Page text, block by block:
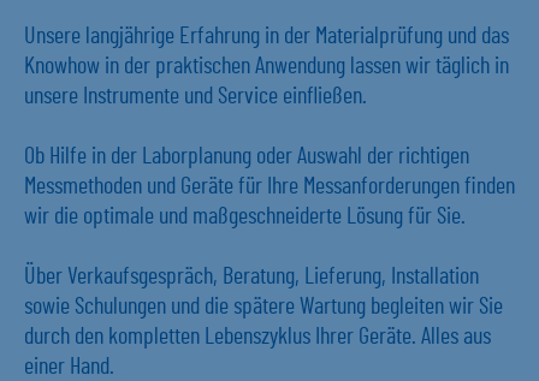
Unsere langjährige Erfahrung in der Materialprüfung und das
Knowhow in der praktischen Anwendung lassen wir täglich in
unsere Instrumente und Service einfließen.
Ob Hilfe in der Laborplanung oder Auswahl der richtigen
Messmethoden und Geräte für Ihre Messanforderungen finden
wir die optimale und maßgeschneiderte Lösung für Sie.
Über Verkaufsgespräch, Beratung, Lieferung, Installation
sowie Schulungen und die spätere Wartung begleiten wir Sie
durch den kompletten Lebenszyklus Ihrer Geräte. Alles aus
einer Hand.